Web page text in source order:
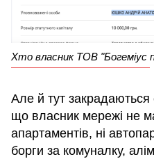
Хто власник ТОВ "Богеміус
Але й тут закрадаються
що власник мережі не
апартаментів, ні
борги за комуналку,